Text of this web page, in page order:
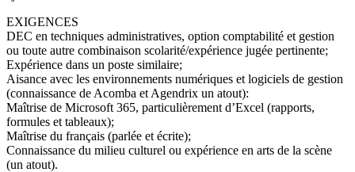
EXIGENCES
DEC en techniques administratives, option comptabilité et gestion
ou toute autre combinaison scolarité/expérience jugée pertinente;
Expérience dans un poste similaire;
Aisance avec les environnements numériques et logiciels de gestion
(connaissance de Acomba et Agendrix un atout):
Maîtrise de Microsoft 365, particulièrement d’Excel (rapports,
formules et tableaux);
Maîtrise du français (parlée et écrite);
Connaissance du milieu culturel ou expérience en arts de la scène
(un atout).